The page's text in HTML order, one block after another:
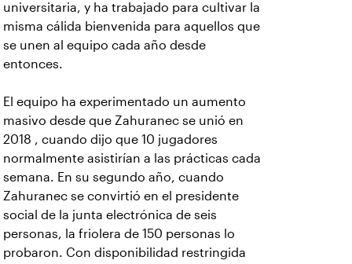
universitaria, y ha trabajado para cultivar la
misma cálida bienvenida para aquellos que
se unen al equipo cada año desde
entonces.
El equipo ha experimentado un aumento
masivo desde que Zahuranec se unió en
2018 , cuando dijo que 10 jugadores
normalmente asistirían a las prácticas cada
semana. En su segundo año, cuando
Zahuranec se convirtió en el presidente
social de la junta electrónica de seis
personas, la friolera de 150 personas lo
probaron. Con disponibilidad restringida